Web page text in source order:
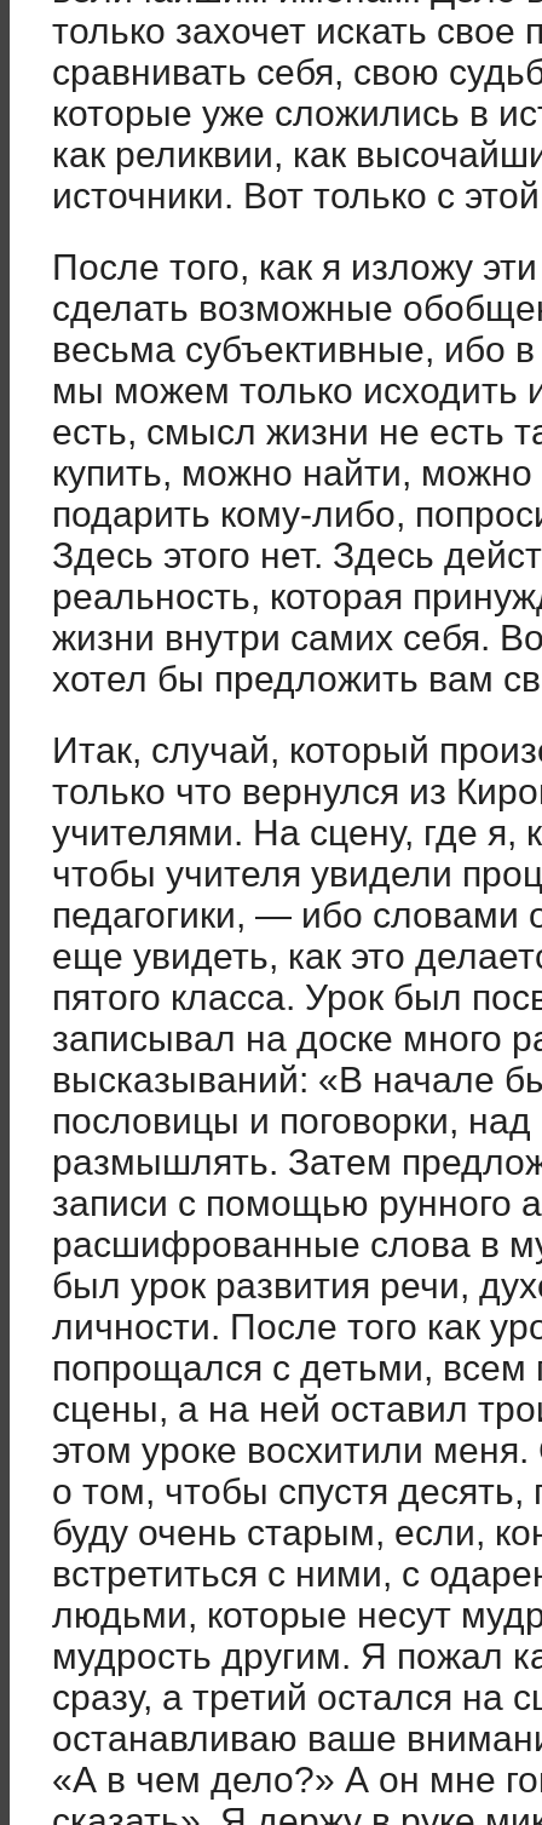
только захочет искать
сравнивать себя, свою
которые уже сложились в
как реликвии, как
источники. Вот только с
После того, как я изложу
сделать возможные
весьма субъективные, ибо
мы можем только исходить
есть, смысл жизни не есть
купить, можно найти,
подарить кому-либо,
Здесь этого нет. Здесь
реальность, которая
жизни внутри самих себя.
хотел бы предложить вам
Итак, случай, который
только что вернулся из
учителями. На сцену, где я,
чтобы учителя увидели
педагогики, — ибо словами
еще увидеть, как это
пятого класса. Урок был
записывал на доске много
высказываний: «В начале
пословицы и поговорки,
размышлять. Затем
записи с помощью рунного
расшифрованные слова в
был урок развития речи,
личности. После того как
попрощался с детьми, всем
сцены, а на ней оставил
этом уроке восхитили
о том, чтобы спустя десять,
буду очень старым, если,
встретиться с ними, с
людьми, которые несут
мудрость другим. Я пожал
сразу, а третий остался на
останавливаю ваше
«А в чем дело?» А он мне